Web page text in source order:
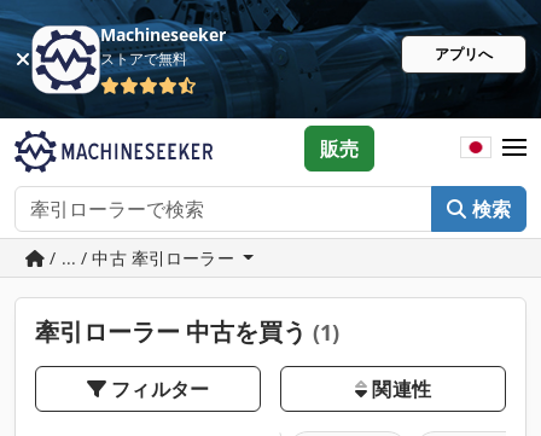
Machineseeker
ストアで無料 アプリへ
検索
販売
/ ... / 中古 牽引ローラー
牽引ローラー 中古を買う (1)
フィルター 関連性